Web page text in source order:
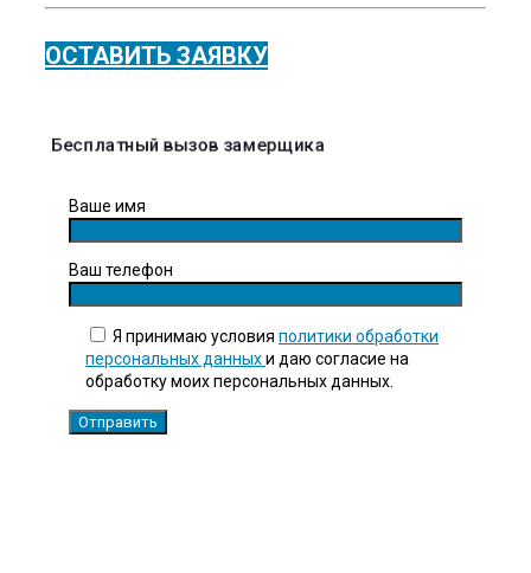
ОСТАВИТЬ ЗАЯВКУ
Бесплатный вызов замерщика
Ваше имя
Ваш телефон
Я принимаю условия политики обработки
персональных данныхи даю согласие на
обработку моих персональных данных.